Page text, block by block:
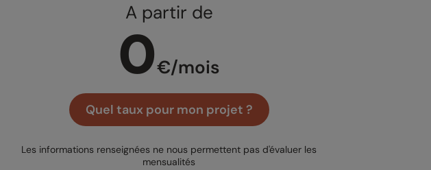
A partir de
0€/mois
Quel taux pour mon projet ?
Les informations renseignées ne nous permettent pas d'évaluer les
mensualités